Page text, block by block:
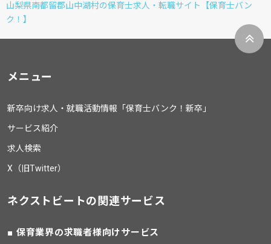
山梨県南都留郡山中湖村の保育士求人・転職サイト【保育士バン
ク！】
メニュー
新卒向け求人・就職活動情報「保育士バンク！新卒」
サービス紹介
求人検索
X（旧Twitter）
ネクストビートの関連サービス
保育業界の求職者様向けサービス